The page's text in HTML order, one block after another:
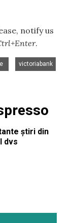
notify us
.
victoriabank
știri din
dvs